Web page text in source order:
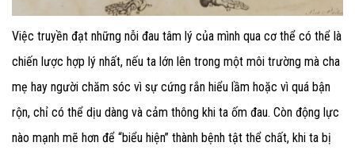
Việc truyền đạt những nỗi đau tâm lý của mình qua cơ thể có thể là
chiến lược hợp lý nhất, nếu ta lớn lên trong một môi trường mà cha
mẹ hay người chăm sóc vì sự cứng rắn hiểu lầm hoặc vì quá bận
rộn, chỉ có thể dịu dàng và cảm thông khi ta ốm đau. Còn động lực
nào mạnh mẽ hơn để “biểu hiện” thành bệnh tật thể chất, khi ta bị